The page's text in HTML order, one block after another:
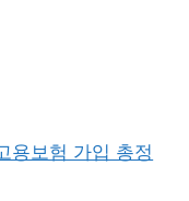
용보험 가입 총정